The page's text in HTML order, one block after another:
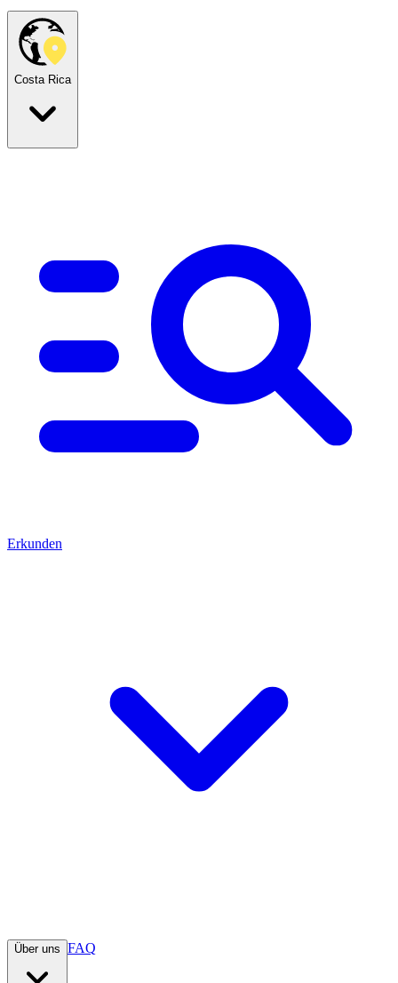
Costa Rica
Erkunden
Über uns FAQ